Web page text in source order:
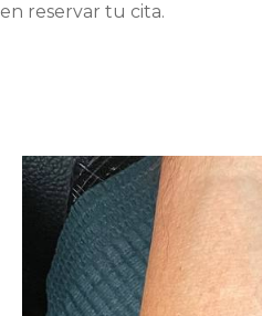
en reservar tu cita.